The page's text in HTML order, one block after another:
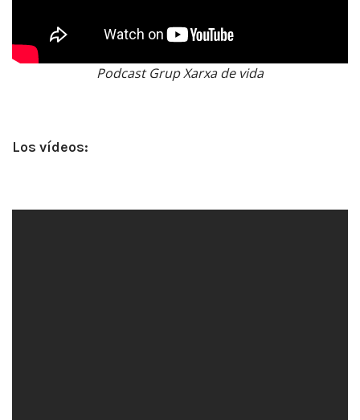
Podcast Grup Xarxa de vida
Los vídeos: